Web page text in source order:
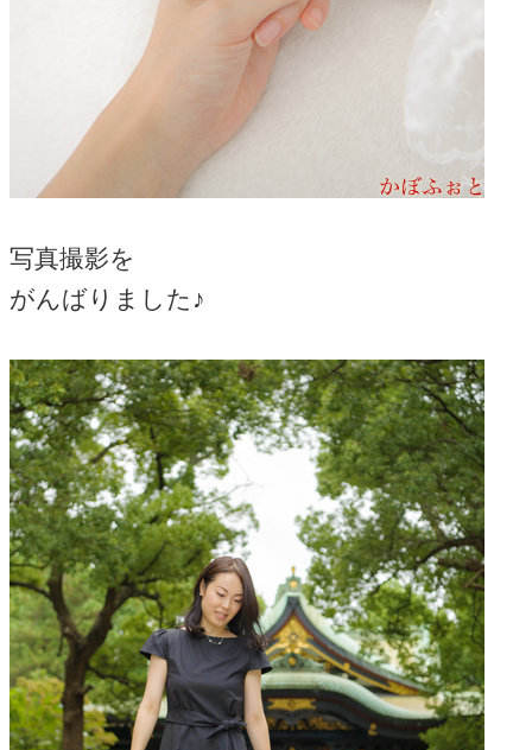
写真撮影を
がんばりました♪